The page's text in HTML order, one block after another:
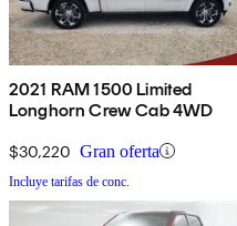
2021 RAM 1500 Limited
Longhorn Crew Cab 4WD
$30,220 Gran oferta
Incluye tarifas de conc.